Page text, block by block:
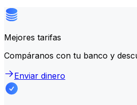
Mejores tarifas
Compáranos con tu banco y
Enviar dinero